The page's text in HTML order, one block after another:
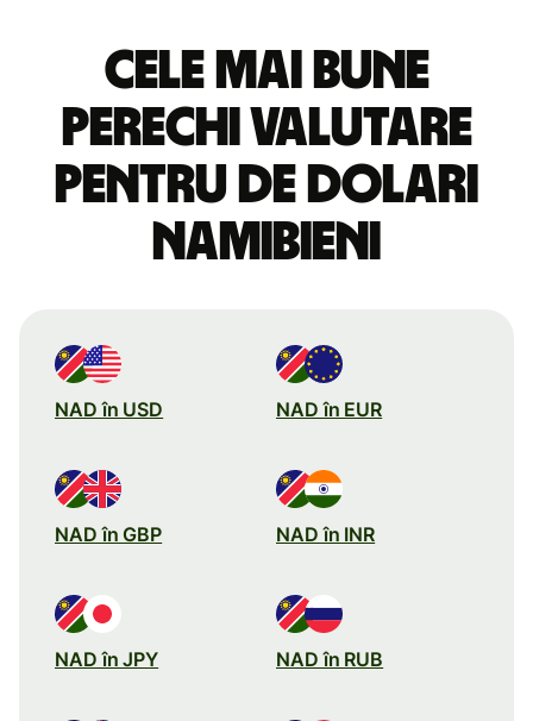
Cele mai bune
perechi valutare
pentru de dolari
namibieni
NAD în USD NAD în EUR
NAD în GBP NAD în INR
NAD în JPY NAD în RUB